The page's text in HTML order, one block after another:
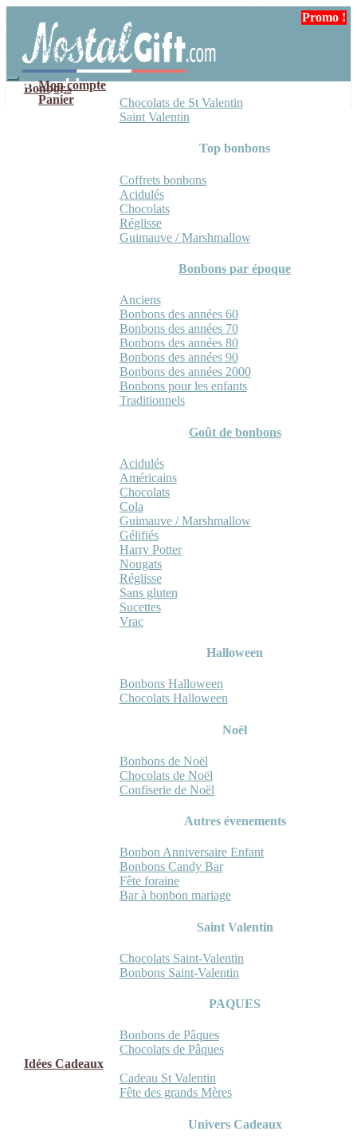
navigation
contenu
Mon compte
Panier
Bonbons
Chocolats de St Valentin
Saint Valentin
Top bonbons
Coffrets bonbons
Acidulés
Chocolats
Réglisse
Guimauve / Marshmallow
Bonbons par époque
Anciens
Bonbons des années 60
Bonbons des années 70
Bonbons des années 80
Bonbons des années 90
Bonbons des années 2000
Bonbons pour les enfants
Traditionnels
Goût de bonbons
Acidulés
Américains
Chocolats
Cola
Guimauve / Marshmallow
Gélifiés
Harry Potter
Nougats
Réglisse
Sans gluten
Sucettes
Vrac
Halloween
Bonbons Halloween
Chocolats Halloween
Noël
Bonbons de Noël
Chocolats de Noël
Confiserie de Noël
Autres évenements
Bonbon Anniversaire Enfant
Bonbons Candy Bar
Fête foraine
Bar à bonbon mariage
Saint Valentin
Chocolats Saint-Valentin
Bonbons Saint-Valentin
PAQUES
Bonbons de Pâques
Chocolats de Pâques
Idées Cadeaux
Cadeau St Valentin
Fête des grands Mères
Univers Cadeaux
Promo !